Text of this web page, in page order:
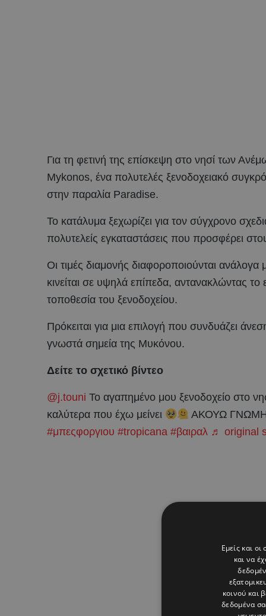
Για τη φετινή της επίσκεψη στο νησί των
Mykonos, ένα πολυτελές ξενοδοχειακό
στην παραλία Paradise.
Το κατάλυμα ξεχωρίζει για τον σύγχρονο
πολυτελείς εγκαταστάσεις που προσφέρει
Οι τιμές διαμονής διαφοροποιούνται
κινείται σε υψηλά επίπεδα, αντανακλώντας
τοποθεσία του ξενοδοχείου.
Πρόκειται για μια επιλογή που συνδυάζει
γνωστά σημεία της Μυκόνου.
Δείτε το σχετικό βίντεο
@j.touni Το αγαπημένο μου ξενοδοχείο στο
καλύτερα που έχω μείνει
ΑΚΟΥΩ
#μπεςφοργιου #tropicana #βαιραλ ♬ original
Εμείς και
και να
κοινού και
δεδομένα